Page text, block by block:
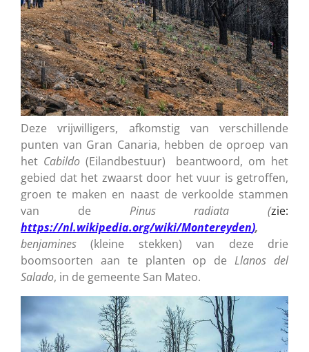
Deze vrijwilligers, afkomstig van verschillende
punten van Gran Canaria, hebben de oproep van
het Cabildo(Eilandbestuur) beantwoord, om het
gebied dat het zwaarst door het vuur is getroffen,
groen te maken en naast de verkoolde stammen
van de Pinus radiata (zie:
https://nl.wikipedia.org/wiki/Montereyden),
benjamines (kleine stekken) van deze drie
boomsoorten aan te planten op deLlanos del
Salado, in de gemeente San Mateo.